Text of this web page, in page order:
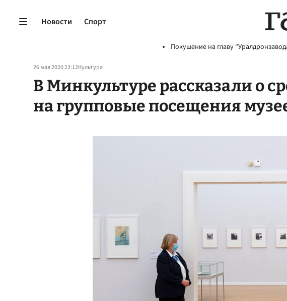
Новости Спорт
Покушение на главу
26 мая 2020 23:12Культура
В Минкультуре рассказали о
на групповые посещения